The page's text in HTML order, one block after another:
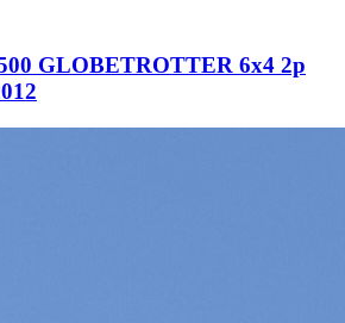
GLOBETROTTER 6x4 2p